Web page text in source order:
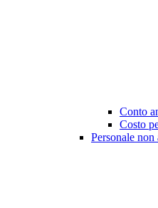
Conto
Costo
Personale